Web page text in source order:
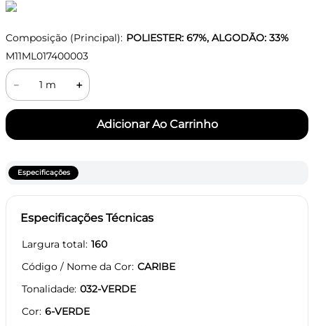
Composição (Principal): POLIESTER: 67%, ALGODÃO: 33%
M11ML017400003
＋
－
Especificações
Especificações Técnicas
Largura total 160
Código / Nome da Cor CARIBE
Tonalidade 032-VERDE
Cor 6-VERDE